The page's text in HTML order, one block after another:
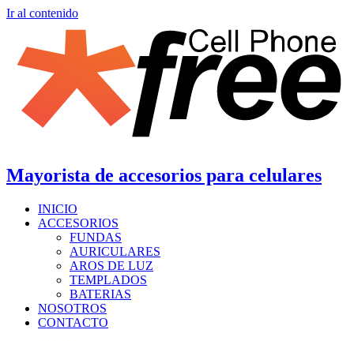
Ir al contenido
Mayorista de accesorios para celulares
INICIO
ACCESORIOS
FUNDAS
AURICULARES
AROS DE LUZ
TEMPLADOS
BATERIAS
NOSOTROS
CONTACTO